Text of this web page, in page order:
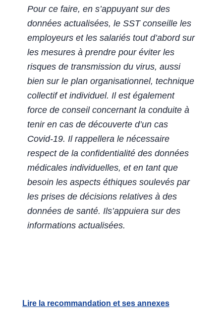
Pour ce faire, en s’appuyant sur des
données actualisées, le SST conseille les
employeurs et les salariés tout d’abord sur
les mesures à prendre pour éviter les
risques de transmission du virus, aussi
bien sur le plan organisationnel, technique
collectif et individuel. Il est également
force de conseil concernant la conduite à
tenir en cas de découverte d’un cas
Covid-19. Il rappellera le nécessaire
respect de la confidentialité des données
médicales individuelles, et en tant que
besoin les aspects éthiques soulevés par
les prises de décisions relatives à des
données de santé. Ils’appuiera sur des
informations actualisées.
Lire la recommandation et ses annexes